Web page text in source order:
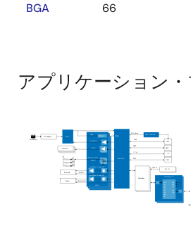
BGA 66
アプリケーション